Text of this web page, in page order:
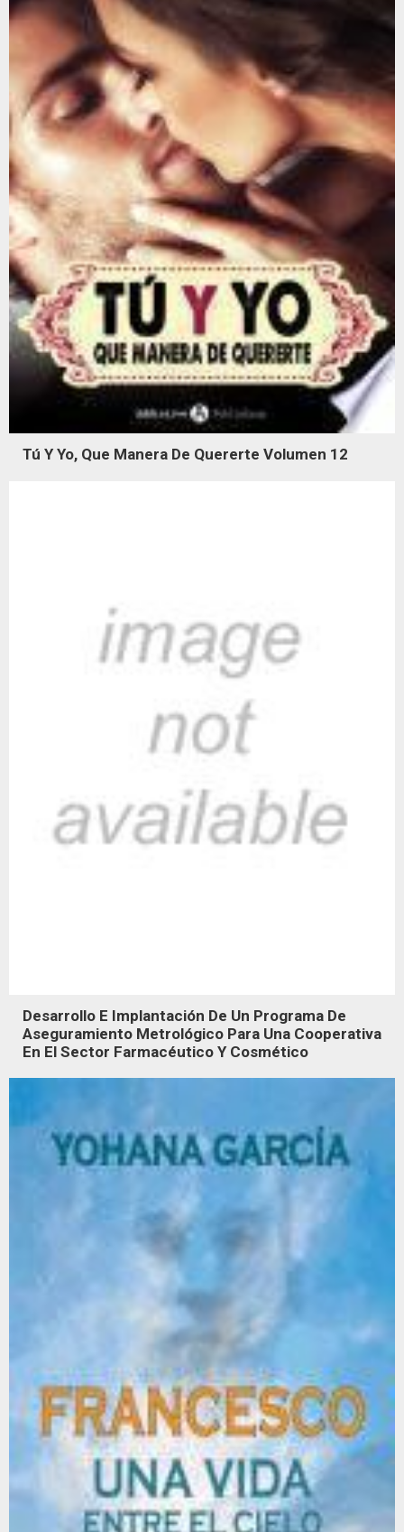
Tú Y Yo, Que Manera De Quererte Volumen 12
Desarrollo E Implantación De Un Programa De
Aseguramiento Metrológico Para Una Cooperativa
En El Sector Farmacéutico Y Cosmético